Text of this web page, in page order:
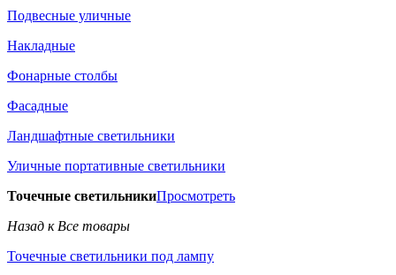
Подвесные уличные
Накладные
Фонарные столбы
Фасадные
Ландшафтные светильники
Уличные портативные светильники
Точечные светильникиПросмотреть
Назад к Все товары
Точечные светильники под лампу